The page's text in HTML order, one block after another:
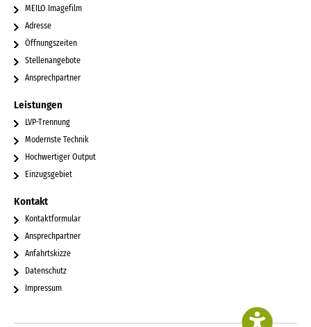
MEILO Imagefilm
Adresse
Öffnungszeiten
Stellenangebote
Ansprechpartner
Leistungen
LVP-Trennung
Modernste Technik
Hochwertiger Output
Einzugsgebiet
Kontakt
Kontaktformular
Ansprechpartner
Anfahrtskizze
Datenschutz
Impressum